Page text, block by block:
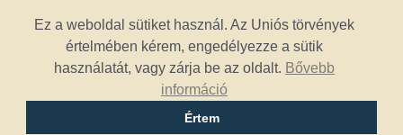
Ez a weboldal sütiket használ. Az Uniós törvények
értelmében kérem, engedélyezze a sütik
használatát, vagy zárja be az oldalt. Bővebb
információ
Értem